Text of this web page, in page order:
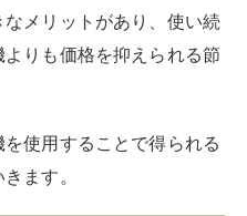
細な装飾などの施された
時の特別な注意が必要な
材にも適しています。
の衣類を大切に長持ちさ
。